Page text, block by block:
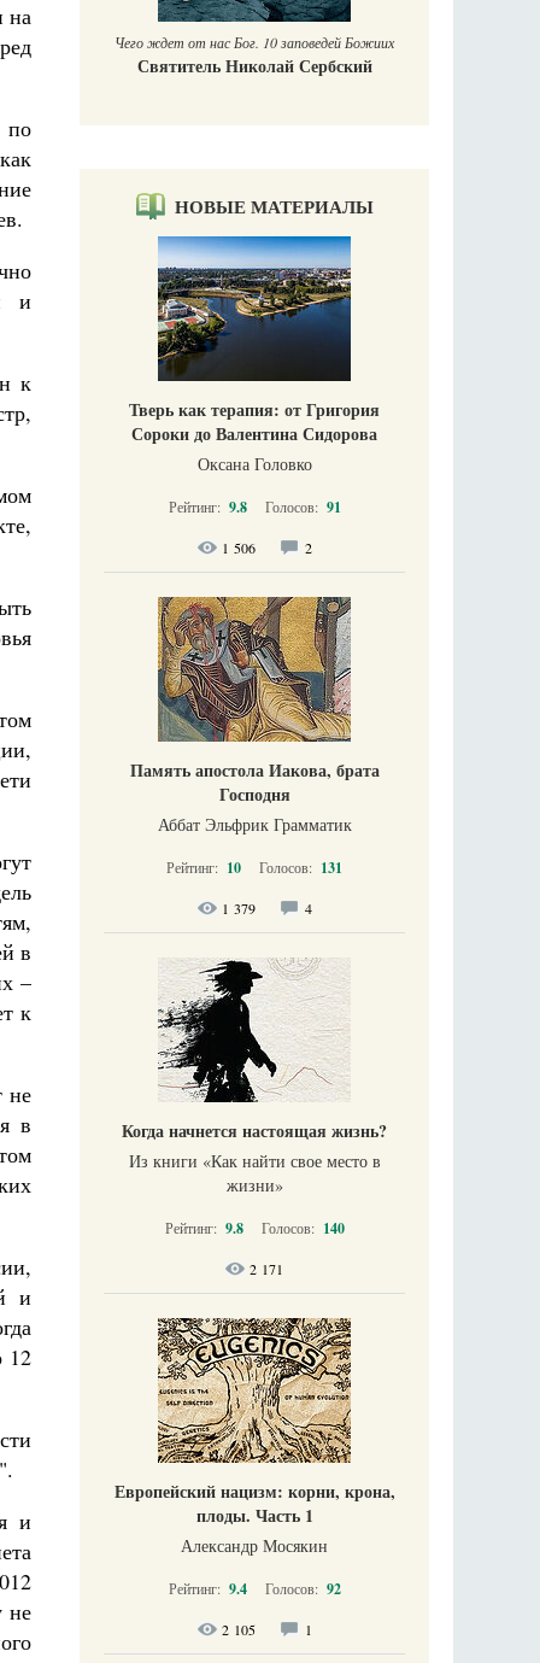
на
по
и
к
в
–
к
не
в
и
12
и
не
Чего ждет от нас Бог. 10 заповедей Божиих
Святитель Николай Сербский
НОВЫЕ МАТЕРИАЛЫ
Тверь как терапия: от Григория
Сороки до Валентина Сидорова
Оксана Головко
Рейтинг: 9.8 Голосов: 91
1 506 2
Память апостола Иакова, брата
Господня
Аббат Эльфрик Грамматик
Рейтинг: 10 Голосов: 131
1 379 4
Когда начнется настоящая жизнь?
Из книги «Как найти свое место в
жизни​»
Рейтинг: 9.8 Голосов: 140
2 171
Европейский нацизм: корни, крона,
плоды. Часть 1
Александр Мосякин
Рейтинг: 9.4 Голосов: 92
2 105 1